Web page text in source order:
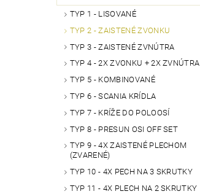
TYP 1 - LISOVANÉ
TYP 2 - ZAISTENÉ ZVONKU
TYP 3 - ZAISTENÉ ZVNÚTRA
TYP 4 - 2X ZVONKU + 2X ZVNÚTRA
TYP 5 - KOMBINOVANÉ
TYP 6 - SCANIA KRÍDLA
TYP 7 - KRÍŽE DO POLOOSÍ
TYP 8 - PRESUN OSI OFF SET
TYP 9 - 4X ZAISTENÉ PLECHOM
(ZVARENÉ)
TYP 10 - 4X PECH NA 3 SKRUTKY
TYP 11 - 4X PLECH NA 2 SKRUTKY